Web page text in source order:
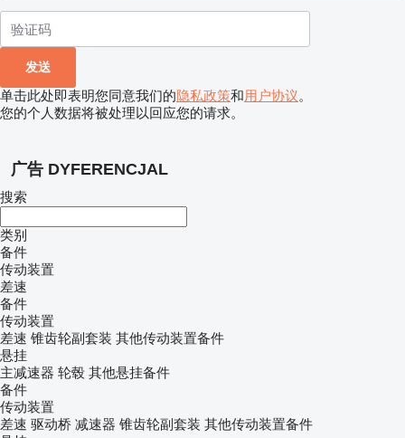
单击此处即表明您同意我们的隐私政策和用户协议。
您的个人数据将被处理以回应您的请求。
广告 DYFERENCJAL
搜索
类别
备件
传动装置
差速
备件
传动装置
差速 锥齿轮副套装 其他传动装置备件
悬挂
主减速器 轮毂 其他悬挂备件
备件
传动装置
差速 驱动桥 减速器 锥齿轮副套装 其他传动装置备件